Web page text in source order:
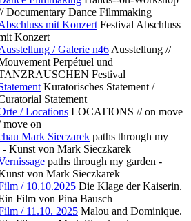
Documentary Dance Filmmaking
mit Konzert Festival Abschluss
Konzert
/ Galerie n46 Ausstellung //
Perpétuel und
Festival
Kuratorisches Statement /
Statement
/ Locations LOCATIONS // on move
move on
Mark Sieczarek paths through my
- Kunst von Mark Sieczkarek
paths through my garden -
von Mark Sieczkarek
/ 10.10.2025 Die Klage der Kaiserin.
Film von Pina Bausch
/ 11.10. 2025 Malou and Dominique.